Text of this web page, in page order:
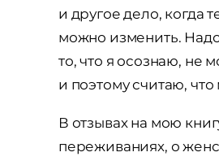
и другое дело, когда
можно изменить.
то, что я осознаю, не
и поэтому считаю,
В отзывах на мою
переживаниях, о